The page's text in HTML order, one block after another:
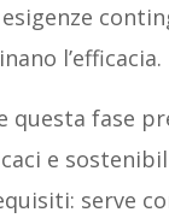
l’efficacia.
questa fase
e
serve